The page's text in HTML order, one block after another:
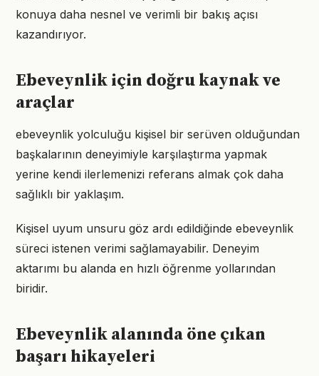
konuya daha nesnel ve verimli bir bakış açısı
kazandırıyor.
Ebeveynlik için doğru kaynak ve
araçlar
ebeveynlik yolculuğu kişisel bir serüven olduğundan
başkalarının deneyimiyle karşılaştırma yapmak
yerine kendi ilerlemenizi referans almak çok daha
sağlıklı bir yaklaşım.
Kişisel uyum unsuru göz ardı edildiğinde ebeveynlik
süreci istenen verimi sağlamayabilir. Deneyim
aktarımı bu alanda en hızlı öğrenme yollarından
biridir.
Ebeveynlik alanında öne çıkan
başarı hikayeleri